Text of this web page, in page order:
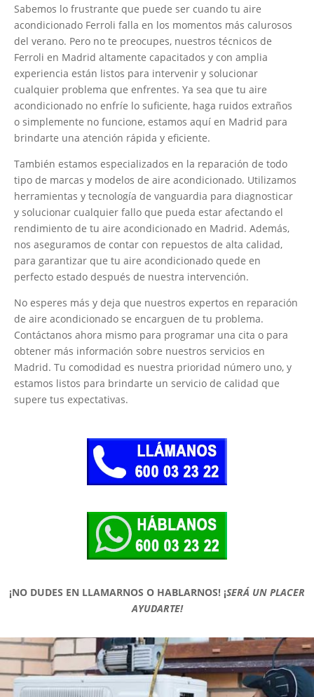
Sabemos lo frustrante que puede ser cuando tu aire
acondicionado Ferroli falla en los momentos más calurosos
del verano. Pero no te preocupes, nuestros técnicos de
Ferroli en Madrid altamente capacitados y con amplia
experiencia están listos para intervenir y solucionar
cualquier problema que enfrentes. Ya sea que tu aire
acondicionado no enfríe lo suficiente, haga ruidos extraños
o simplemente no funcione, estamos aquí en Madrid para
brindarte una atención rápida y eficiente.
También estamos especializados en la reparación de todo
tipo de marcas y modelos de aire acondicionado. Utilizamos
herramientas y tecnología de vanguardia para diagnosticar
y solucionar cualquier fallo que pueda estar afectando el
rendimiento de tu aire acondicionado en Madrid. Además,
nos aseguramos de contar con repuestos de alta calidad,
para garantizar que tu aire acondicionado quede en
perfecto estado después de nuestra intervención.
No esperes más y deja que nuestros expertos en reparación
de aire acondicionado se encarguen de tu problema.
Contáctanos ahora mismo para programar una cita o para
obtener más información sobre nuestros servicios en
Madrid. Tu comodidad es nuestra prioridad número uno, y
estamos listos para brindarte un servicio de calidad que
supere tus expectativas.
¡NO DUDES EN LLAMARNOS O HABLARNOS! ¡SERÁ UN PLACER
AYUDARTE!